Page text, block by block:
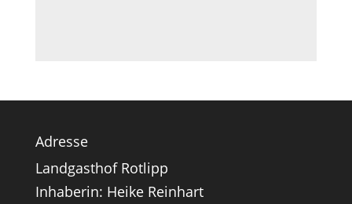
Adresse
Landgasthof Rotlipp
Inhaberin: Heike Reinhart